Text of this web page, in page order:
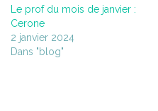
Le prof du mois de janvier :
Cerone
2 janvier 2024
Dans "blog"